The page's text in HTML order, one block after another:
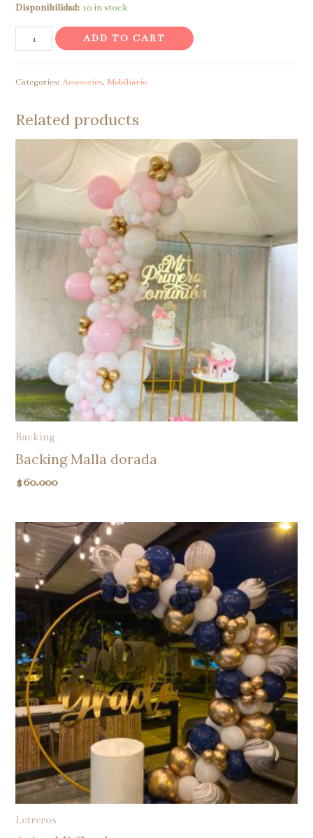
Disponibilidad: 10 in stock
Estructuras
metálicas
ADD TO CART
Categories:Accesorios,Mobiliario
Related products
Backing
Backing Malla dorada
$60.000
Letreros